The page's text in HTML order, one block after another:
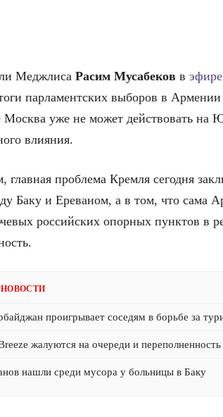
Меджлиса Расим Мусабеков в эфире
парламентских выборов в
Москва уже не может действовать на
влияния.
главная проблема Кремля сегодня
Баку и Ереваном, а в том, что сама
российских опорных пунктов в
проигрывает соседям в борьбе за
жалуются на очереди и переполненность
нашли среди мусора у больницы в Баку